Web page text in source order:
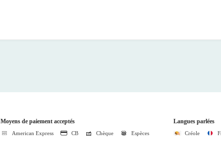
Moyens de paiement acceptés
American Express CB Chèque Espèces
Langues parlées
Créole